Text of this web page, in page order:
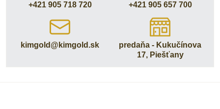
+421 905 718 720 +421 905 657 700
kimgold​@kimgold​.sk
predaňa - Kukučínova
17, Piešťany